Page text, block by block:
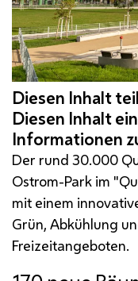
Der rund 30.000
Ostrom-Park im
mit einem
Grün, Abkühlung
Freizeitangeboten.